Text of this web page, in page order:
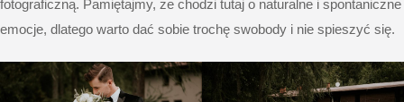
fotograficzną. Pamiętajmy, że chodzi tutaj o naturalne i spontaniczne
emocje, dlatego warto dać sobie trochę swobody i nie spieszyć się.